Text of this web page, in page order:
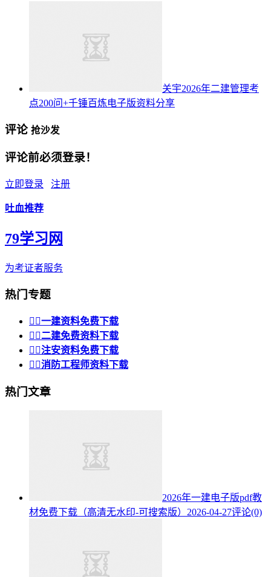
关宇2026年二建管理考
点200问+千锤百炼电子版资料分享
评论 抢沙发
评论前必须登录！
立即登录 注册
吐血推荐
79学习网
为考证者服务
热门专题
 一建资料免费下载
 二建免费资料下载
 注安资料免费下载
 消防工程师资料下载
热门文章
2026年一建电子版pdf教
材免费下载（高清无水印-可搜索版） 2026-04-27评论(0)